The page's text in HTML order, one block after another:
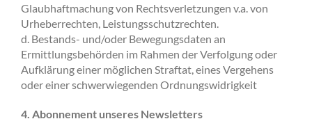
Glaubhaftmachung von Rechtsverletzungen v.a. von
Urheberrechten, Leistungsschutzrechten.
d. Bestands- und/oder Bewegungsdaten an
Ermittlungsbehörden im Rahmen der Verfolgung oder
Aufklärung einer möglichen Straftat, eines Vergehens
oder einer schwerwiegenden Ordnungswidrigkeit
4. Abonnement unseres Newsletters